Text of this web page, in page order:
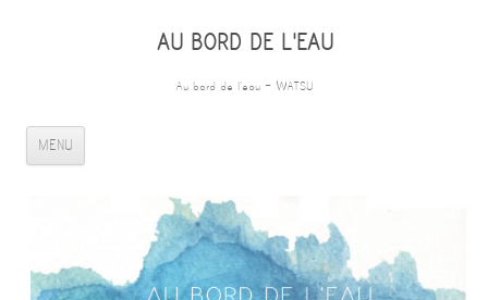
AU BORD DE L'EAU
Au bord de l'eau – WATSU
MENU